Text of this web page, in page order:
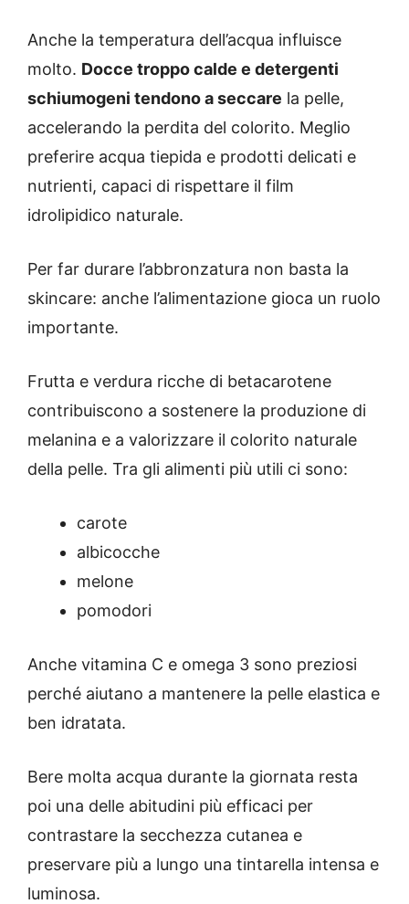
Anche la temperatura dell’acqua influisce
molto. Docce troppo calde e detergenti
schiumogeni tendono a seccare la pelle,
accelerando la perdita del colorito. Meglio
preferire acqua tiepida e prodotti delicati e
nutrienti, capaci di rispettare il film
idrolipidico naturale.
Per far durare l’abbronzatura non basta la
skincare: anche l’alimentazione gioca un ruolo
importante.
Frutta e verdura ricche di betacarotene
contribuiscono a sostenere la produzione di
melanina e a valorizzare il colorito naturale
della pelle. Tra gli alimenti più utili ci sono:
carote
albicocche
melone
pomodori
Anche vitamina C e omega 3 sono preziosi
perché aiutano a mantenere la pelle elastica e
ben idratata.
Bere molta acqua durante la giornata resta
poi una delle abitudini più efficaci per
contrastare la secchezza cutanea e
preservare più a lungo una tintarella intensa e
luminosa.